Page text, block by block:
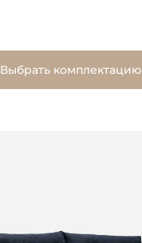
Выбрать комплектацию